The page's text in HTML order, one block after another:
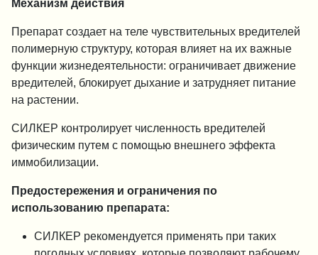
Механизм действия
Препарат создает на теле чувствительных вредителей
полимерную структуру, которая влияет на их важные
функции жизнедеятельности: ограничивает движение
вредителей, блокирует дыхание и затрудняет питание
на растении.
СИЛКЕР контролирует численность вредителей
физическим путем с помощью внешнего эффекта
иммобилизации.
Предостережения и ограничения по
использованию препарата:
СИЛКЕР рекомендуется применять при таких